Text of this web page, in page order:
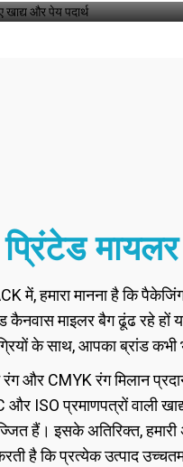
में, हमारा मानना ​​है कि
माइलर बैग ढूंढ रहे हों
के साथ, आपका ब्रांड कभी
और CMYK रंग मिलान
और ISO प्रमाणपत्रों वाली
हैं। इसके अतिरिक्त, हमारी
है कि प्रत्येक उत्पाद